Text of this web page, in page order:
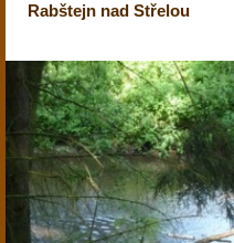
Rabštejn nad Střelou